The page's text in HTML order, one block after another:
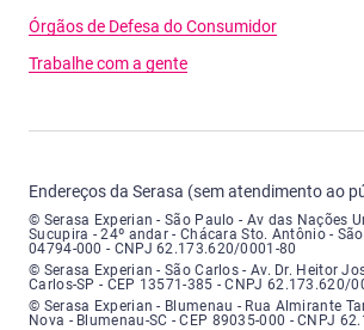
Órgãos de Defesa do Consumidor
Trabalhe com a gente
Endereços da Serasa (sem atendimento ao
Serasa Experian - São Paulo - Endereço:
© Serasa Experian - São Paulo - Av das Nações
Sucupira - 24º andar - Chácara Sto. Antônio -
04794-000 - CNPJ 62.173.620/0001-80
Serasa Experian - São Carlos - Endereço:
© Serasa Experian - São Carlos - Av. Dr. Heitor
Carlos-SP - CEP 13571-385 - CNPJ 62.173.620/
Serasa Experian - Blumenau - Endereço: Rua
© Serasa Experian - Blumenau - Rua Almirante
Nova - Blumenau-SC - CEP 89035-000 - CNPJ